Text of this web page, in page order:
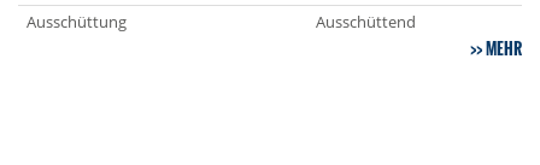
Ausschüttung
Ausschüttend
MEHR